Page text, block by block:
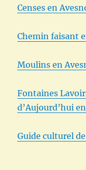
Censes en
Chemin faisant
Moulins en
Fontaines
d’Aujourd’hui
Guide culturel